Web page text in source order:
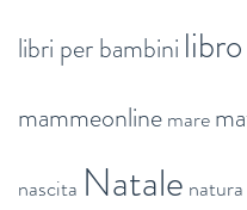
libri per bambini libro
mammeonlinemare
nascita Natale natura